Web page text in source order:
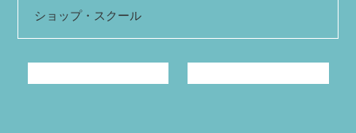
ショップ・スクール